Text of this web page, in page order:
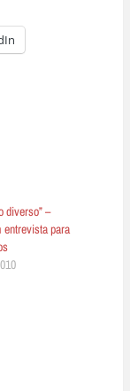
diverso” –
para